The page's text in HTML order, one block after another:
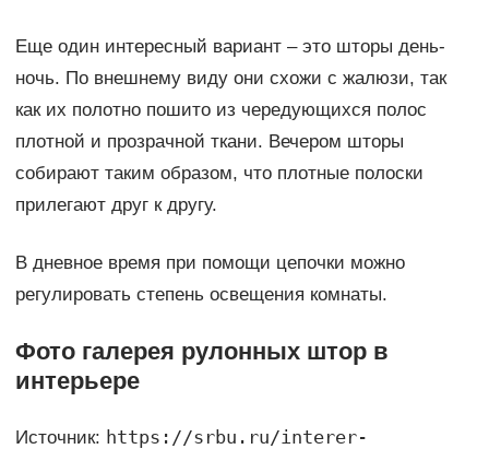
Еще один интересный вариант – это шторы день-
ночь. По внешнему виду они схожи с жалюзи, так
как их полотно пошито из чередующихся полос
плотной и прозрачной ткани. Вечером шторы
собирают таким образом, что плотные полоски
прилегают друг к другу.
В дневное время при помощи цепочки можно
регулировать степень освещения комнаты.
Фото галерея рулонных штор в
интерьере
Источник: https://srbu.ru/interer-